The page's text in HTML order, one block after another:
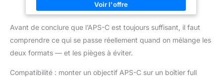
Avant de conclure que l’APS-C est toujours suffisant, il faut
comprendre ce qui se passe réellement quand on mélange les
deux formats — et les pièges à éviter.
Compatibilité : monter un objectif APS-C sur un boîtier full